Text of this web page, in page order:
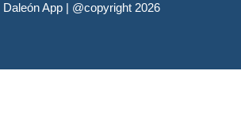
Daleón App | @copyright 2026